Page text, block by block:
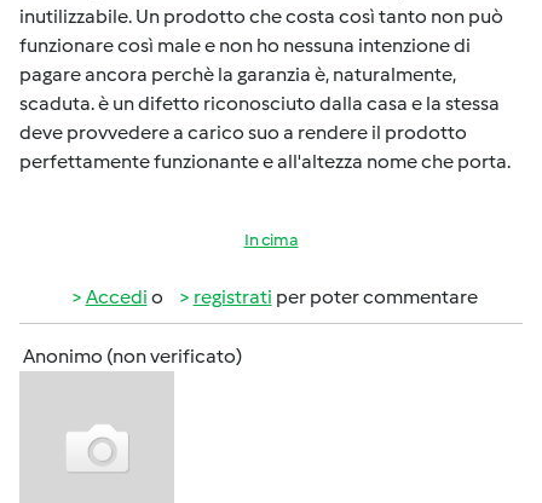
inutilizzabile. Un prodotto che costa così tanto non può
funzionare così male e non ho nessuna intenzione di
pagare ancora perchè la garanzia è, naturalmente,
scaduta. è un difetto riconosciuto dalla casa e la stessa
deve provvedere a carico suo a rendere il prodotto
perfettamente funzionante e all'altezza nome che porta.
In cima
Accedi o registrati per poter commentare
Anonimo (non verificato)